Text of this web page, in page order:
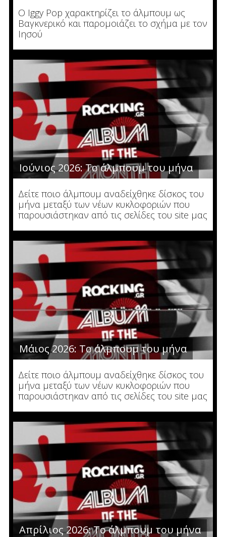
O Iggy Pop χαρακτηρίζει το άλμπουμ ως
Βαγκνερικό και παρομοιάζει το σχήμα με τον
Ιησού
Ιούνιος 2026: Το άλμπουμ του μήνα
Δείτε ποιο άλμπουμ αναδείχθηκε δίσκος του
μήνα μεταξύ των νέων κυκλοφοριών που
παρουσιάστηκαν από τις σελίδες του site μας
Μάιος 2026: Το άλμπουμ του μήνα
Δείτε ποιο άλμπουμ αναδείχθηκε δίσκος του
μήνα μεταξύ των νέων κυκλοφοριών που
παρουσιάστηκαν από τις σελίδες του site μας
Απρίλιος 2026: Το άλμπουμ του μήνα